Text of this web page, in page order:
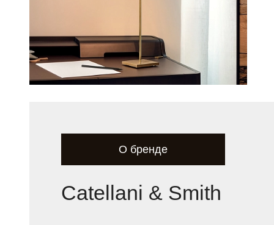
О бренде
Catellani & Smith